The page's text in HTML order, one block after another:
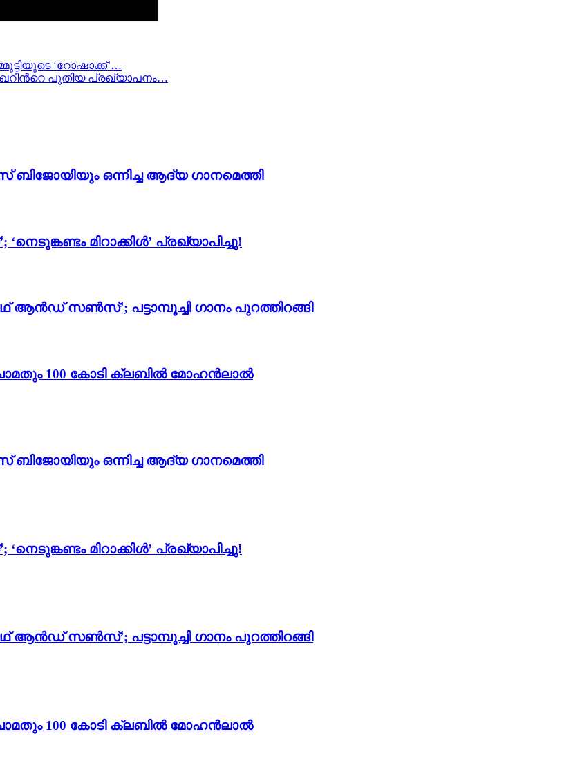
‘റോഷാക്ക്’…
പുതിയ പ്രഖ്യാപനം…
ബിജോയിയും ഒന്നിച്ച ആദ്യ ഗാനമെത്തി
മിറാക്കിൾ’ പ്രഖ്യാപിച്ചു!
സൺസ്’; പട്ടാമ്പൂച്ചി ഗാനം പുറത്തിറങ്ങി
100 കോടി ക്ലബിൽ മോഹൻലാൽ
ബിജോയിയും ഒന്നിച്ച ആദ്യ ഗാനമെത്തി
മിറാക്കിൾ’ പ്രഖ്യാപിച്ചു!
സൺസ്’; പട്ടാമ്പൂച്ചി ഗാനം പുറത്തിറങ്ങി
100 കോടി ക്ലബിൽ മോഹൻലാൽ